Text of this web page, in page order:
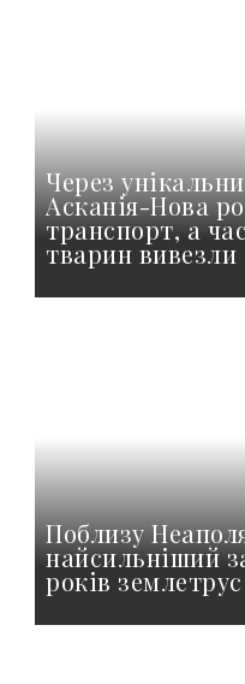
Через
Асканія-Нова
транспорт, а
тварин вивезли
Поблизу
найсильніший
років землетрус